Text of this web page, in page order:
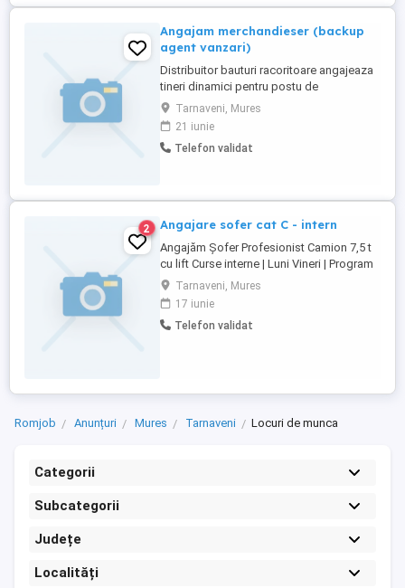
Angajam merchandieser (backup
agent vanzari)
Distribuitor bauturi racoritoare angajeaza
tineri dinamici pentru postu de
Merchandieser cu permis cat B din
localitatea Tarnaveni sau localitati
limitrofe
Tarnaveni, Mures
21 iunie
Telefon validat
2 Angajare sofer cat C - intern
Angajăm Șofer Profesionist Camion 7,5 t
cu lift Curse interne | Luni Vineri | Program
stabil Căutăm un șofer responsabil și
serios, pentru un camion de 7,5 tone cu
lift, într-un mediu de lucru corect, stabil și
respectuos. Acest post este unul
Tarnaveni, Mures
17 iunie
Telefon validat
Romjob Anunțuri Mures Tarnaveni Locuri de munca
Categorii
Subcategorii
Județe
Localități